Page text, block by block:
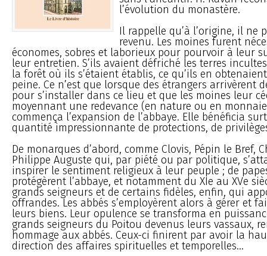
l’évolution du monastère.
Il rappelle qu’à l’origine, il ne
revenu. Les moines furent
économes, sobres et laborieux pour pourvoir à leur
leur entretien. S’ils avaient défriché les terres
la forêt où ils s’étaient établis, ce qu’ils en
peine. Ce n’est que lorsque des étrangers arrivèrent
pour s’installer dans ce lieu et que les moines leur
moyennant une redevance (en nature ou en
commença l’expansion de l’abbaye. Elle bénéficia
quantité impressionnante de protections, de
De monarques d’abord, comme Clovis, Pépin le Bref,
Philippe Auguste qui, par piété ou par politique,
inspirer le sentiment religieux à leur peuple ; de
protégèrent l’abbaye, et notamment du XIe au XVe
grands seigneurs et de certains fidèles, enfin, qui
offrandes. Les abbés s’employèrent alors à gérer et
leurs biens. Leur opulence se transforma en
grands seigneurs du Poitou devenus leurs vassaux,
hommage aux abbés. Ceux-ci finirent par avoir la
direction des affaires spirituelles et temporelles...